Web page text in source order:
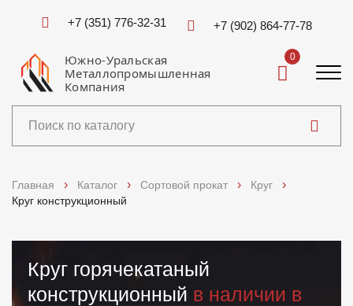
+7 (351) 776-32-31 +7 (902) 864-77-78
Южно-Уральская
Металлопромышленная
Компания
0
Доставка и оплата
Главная Каталог Сортовой прокат
Круг
Круг конструкционный
Круг горячекатаный
конструкционный в наличии в